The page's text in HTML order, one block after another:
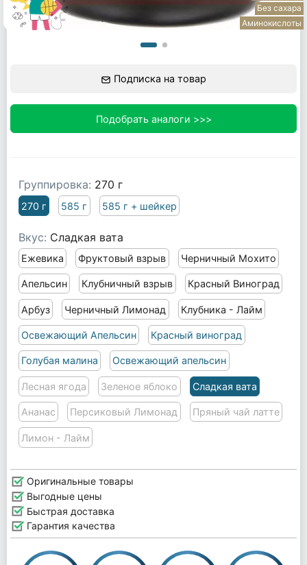
Без сахара
Аминокислоты
Подписка на товар
Подобрать аналоги >>>
Группировка: 270 г
270 г 585 г 585 г + шейкер
Вкус: Сладкая вата
Ежевика Фруктовый взрыв Черничный Мохито
Апельсин Клубничный взрыв Красный Виноград
Арбуз Черничный Лимонад Клубника - Лайм
Освежающий Апельсин Красный виноград
Голубая малина Освежающий апельсин
Лесная ягода Зеленое яблоко Сладкая вата
Ананас Персиковый Лимонад Пряный чай латте
Лимон - Лайм
Оригинальные товары
Выгодные цены
Быстрая доставка
Гарантия качества